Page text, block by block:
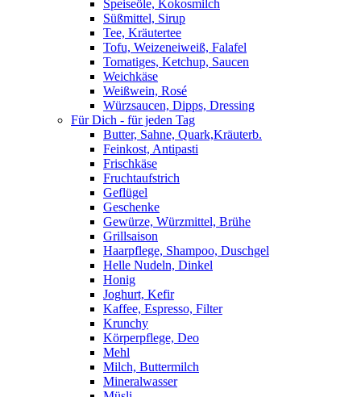
Speiseöle, Kokosmilch
Süßmittel, Sirup
Tee, Kräutertee
Tofu, Weizeneiweiß, Falafel
Tomatiges, Ketchup, Saucen
Weichkäse
Weißwein, Rosé
Würzsaucen, Dipps, Dressing
Für Dich - für jeden Tag
Butter, Sahne, Quark,Kräuterb.
Feinkost, Antipasti
Frischkäse
Fruchtaufstrich
Geflügel
Geschenke
Gewürze, Würzmittel, Brühe
Grillsaison
Haarpflege, Shampoo, Duschgel
Helle Nudeln, Dinkel
Honig
Joghurt, Kefir
Kaffee, Espresso, Filter
Krunchy
Körperpflege, Deo
Mehl
Milch, Buttermilch
Mineralwasser